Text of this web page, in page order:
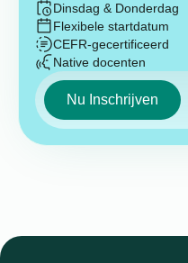
Dinsdag & Donderdag
Flexibele startdatum
CEFR-gecertificeerd
Native docenten
Nu Inschrijven